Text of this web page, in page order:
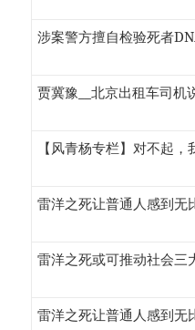
涉案警方擅自检验死者
贾冀豫__北京出租车司机
【风青杨专栏】对不起
雷洋之死让普通人感到无
雷洋之死或可推动社会三
雷洋之死让普通人感到无